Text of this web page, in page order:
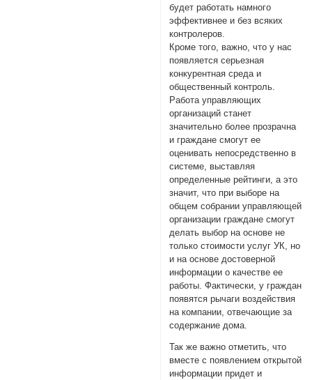
будет работать намного
эффективнее и без всяких
контролеров.
Кроме того, важно, что у нас
появляется серьезная
конкурентная среда и
общественный контроль.
Работа управляющих
организаций станет
значительно более прозрачна
и граждане смогут ее
оценивать непосредственно в
системе, выставляя
определенные рейтинги, а это
значит, что при выборе на
общем собрании управляющей
организации граждане смогут
делать выбор на основе не
только стоимости услуг УК, но
и на основе достоверной
информации о качестве ее
работы. Фактически, у граждан
появятся рычаги воздействия
на компании, отвечающие за
содержание дома.
Так же важно отметить, что
вместе с появлением открытой
информации придет и